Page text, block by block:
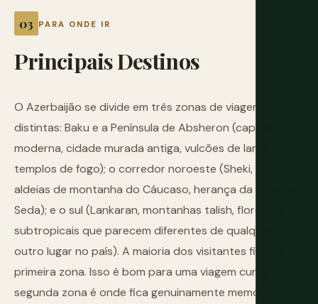
PARA ONDE IR
PrincipaisDestinos
O Azerbaijão se divide em três zonas de viagem
distintas: Baku e a Península de Absheron (capital
moderna, cidade murada antiga, vulcões de lama,
templos de fogo); o corredor noroeste (Sheki, Lahij,
aldeias de montanha do Cáucaso, herança da Rota da
Seda); e o sul (Lankaran, montanhas talish, florestas
subtropicais que parecem diferentes de qualquer
outro lugar no país). A maioria dos visitantes fica na
primeira zona. Isso é bom para uma viagem curta. A
segunda zona é onde fica genuinamente memorável.